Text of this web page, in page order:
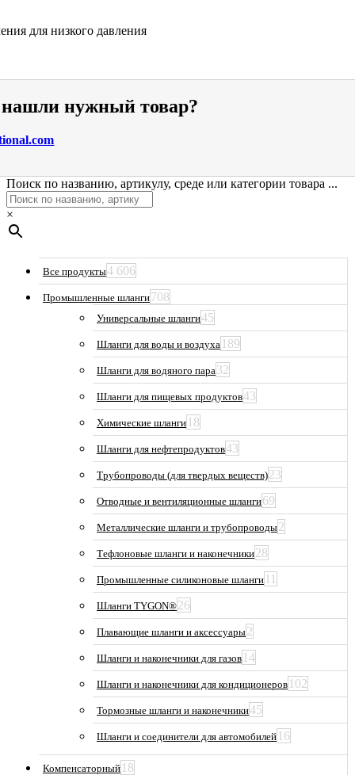
для низкого давления
нужный товар?
Поиск по названию, артикулу, среде или категории товара ...
×
Все продукты4 606
Промышленные шланги708
Универсальные шланги45
Шланги для воды и воздуха 189
Шланги для водяного пара32
Шланги для пищевых продуктов43
Химические шланги 18
Шланги для нефтепродуктов43
Трубопроводы (для твердых веществ)23
Отводные и вентиляционные шланги69
Металлические шланги и трубопроводы2
Тефлоновые шланги и наконечники28
Промышленные силиконовые шланги 11
Шланги TYGON®26
Плавающие шланги и аксессуары2
Шланги и наконечники для газов 14
Шланги и наконечники для кондиционеров 102
Тормозные шланги и наконечники45
Шланги и соединители для автомобилей 16
Компенсаторный 18